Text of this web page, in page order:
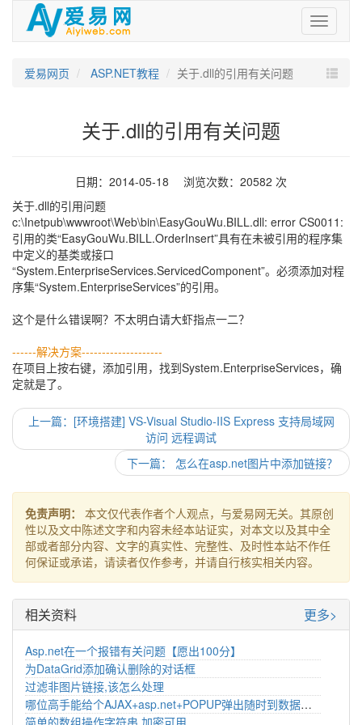
爱
易
爱易网页
ASP.NET教程 关于.dll的引用有关问题
关于.dll的引用有关问题
日期：2014-05-18 浏览次数：20582 次
关于.dll的引用问题
c:\Inetpub\wwwroot\Web\bin\EasyGouWu.BILL.dll: error CS0011:
引用的类“EasyGouWu.BILL.OrderInsert”具有在未被引用的程序集
中定义的基类或接口
“System.EnterpriseServices.ServicedComponent”。必须添加对程
序集“System.EnterpriseServices”的引用。
这个是什么错误啊？不太明白请大虾指点一二？
------解决方案--------------------
在项目上按右键，添加引用，找到System.EnterpriseServices，确
定就是了。
上一篇：[环境搭建] VS-Visual Studio-IIS Express 支持局域网
访问 远程调试
下一篇： 怎么在asp.net图片中添加链接？
免责声明：
本文仅代表作者个人观点，与爱易网无关。其原创
性以及文中陈述文字和内容未经本站证实，对本文以及其中全
部或者部分内容、文字的真实性、完整性、及时性本站不作任
何保证或承诺，请读者仅作参考，并请自行核实相关内容。
相关资料 更多>
Asp.net在一个报错有关问题【愿出100分】
为DataGrid添加确认删除的对话框
过滤非图片链接,该怎么处理
哪位高手能给个AJAX+asp.net+POPUP弹出随时到数据库查询是否有新邮件的例子
简单的数组操作字符串,加密可用